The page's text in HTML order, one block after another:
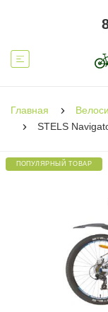
Главная
STELS
ПОПУЛЯРНЫЙ ТОВАР